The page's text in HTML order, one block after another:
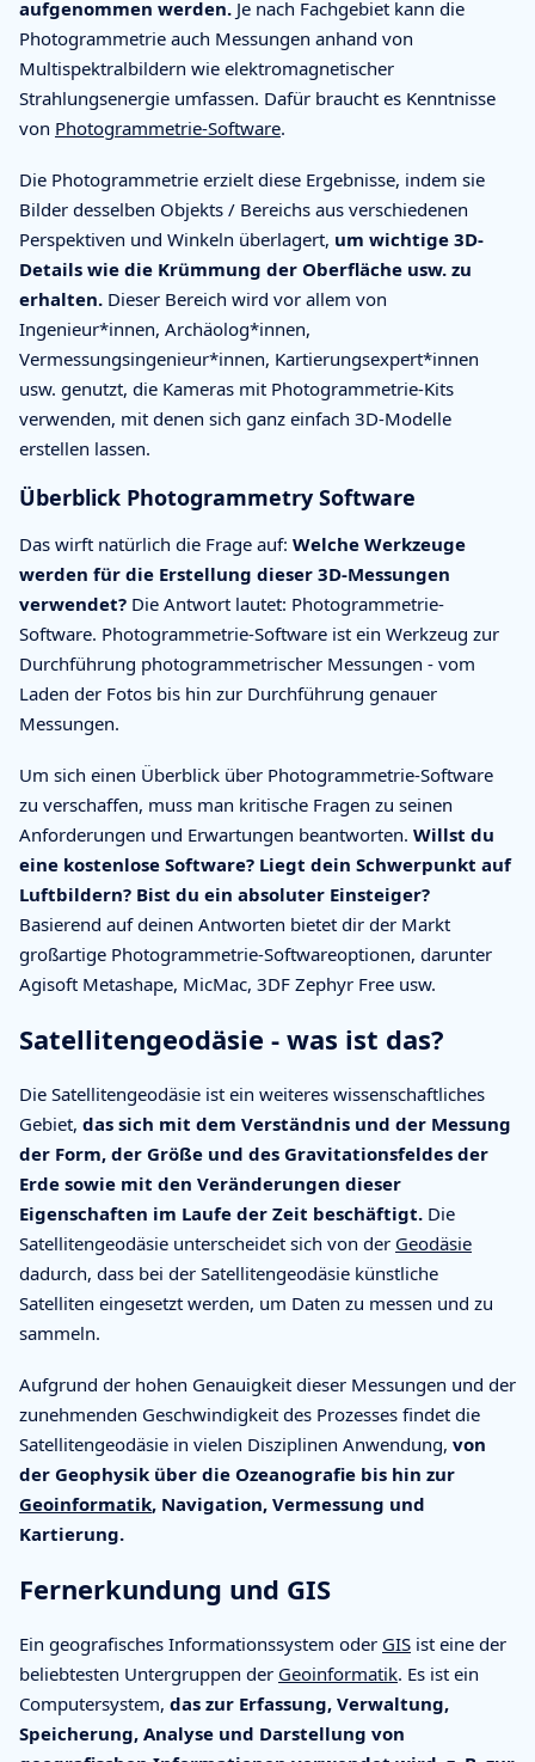
aufgenommen werden. Je nach Fachgebiet kann die
Photogrammetrie auch Messungen anhand von
Multispektralbildern wie elektromagnetischer
Strahlungsenergie umfassen. Dafür braucht es Kenntnisse
von Photogrammetrie-Software.
Die Photogrammetrie erzielt diese Ergebnisse, indem sie
Bilder desselben Objekts / Bereichs aus verschiedenen
Perspektiven und Winkeln überlagert, um wichtige 3D-
Details wie die Krümmung der Oberfläche usw. zu
erhalten. Dieser Bereich wird vor allem von
Ingenieur*innen, Archäolog*innen,
Vermessungsingenieur*innen, Kartierungsexpert*innen
usw. genutzt, die Kameras mit Photogrammetrie-Kits
verwenden, mit denen sich ganz einfach 3D-Modelle
erstellen lassen.
Überblick Photogrammetry Software
Das wirft natürlich die Frage auf: Welche Werkzeuge
werden für die Erstellung dieser 3D-Messungen
verwendet? Die Antwort lautet: Photogrammetrie-
Software. Photogrammetrie-Software ist ein Werkzeug zur
Durchführung photogrammetrischer Messungen - vom
Laden der Fotos bis hin zur Durchführung genauer
Messungen.
Um sich einen Überblick über Photogrammetrie-Software
zu verschaffen, muss man kritische Fragen zu seinen
Anforderungen und Erwartungen beantworten. Willst du
eine kostenlose Software? Liegt dein Schwerpunkt auf
Luftbildern? Bist du ein absoluter Einsteiger?
Basierend auf deinen Antworten bietet dir der Markt
großartige Photogrammetrie-Softwareoptionen, darunter
Agisoft Metashape, MicMac, 3DF Zephyr Free usw.
Satellitengeodäsie - was ist das?
Die Satellitengeodäsie ist ein weiteres wissenschaftliches
Gebiet, das sich mit dem Verständnis und der Messung
der Form, der Größe und des Gravitationsfeldes der
Erde sowie mit den Veränderungen dieser
Eigenschaften im Laufe der Zeit beschäftigt. Die
Satellitengeodäsie unterscheidet sich von der Geodäsie
dadurch, dass bei der Satellitengeodäsie künstliche
Satelliten eingesetzt werden, um Daten zu messen und zu
sammeln.
Aufgrund der hohen Genauigkeit dieser Messungen und der
zunehmenden Geschwindigkeit des Prozesses findet die
Satellitengeodäsie in vielen Disziplinen Anwendung, von
der Geophysik über die Ozeanografie bis hin zur
Geoinformatik, Navigation, Vermessung und
Kartierung.
Fernerkundung und GIS
Ein geografisches Informationssystem oder GIS ist eine der
beliebtesten Untergruppen der Geoinformatik. Es ist ein
Computersystem, das zur Erfassung, Verwaltung,
Speicherung, Analyse und Darstellung von